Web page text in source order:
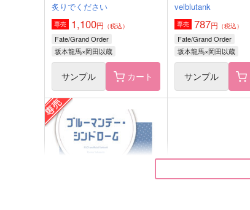
言の葉の紡ぎ方
炙りでください
専売 1,100円 （税込）
Fate/Grand Order
坂本龍馬×岡田以蔵
サンプル カート
velblutank
専売 787円 （税込）
Fate/Grand Order
坂本龍馬×岡田以蔵
サンプル